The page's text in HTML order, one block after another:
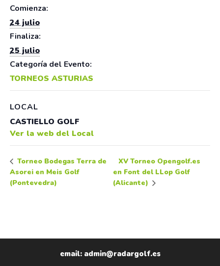
Comienza:
24 julio
Finaliza:
25 julio
Categoría del Evento:
TORNEOS ASTURIAS
LOCAL
CASTIELLO GOLF
Ver la web del Local
Torneo Bodegas Terra de
Asorei en Meis Golf
(Pontevedra)
XV Torneo Opengolf.es
en Font del LLop Golf
(Alicante)
email: admin@radargolf.es